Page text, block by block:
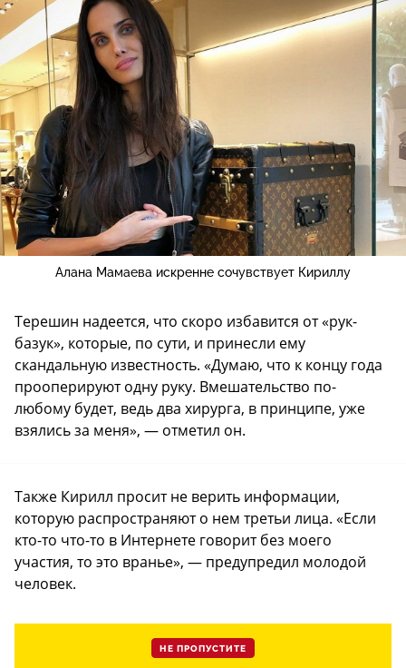
Алана Мамаева искренне сочувствует Кириллу
Терешин надеется, что скоро избавится от «рук-
базук», которые, по сути, и принесли ему
скандальную известность. «Думаю, что к концу года
прооперируют одну руку. Вмешательство по-
любому будет, ведь два хирурга, в принципе, уже
взялись за меня», — отметил он.
Также Кирилл просит не верить информации,
которую распространяют о нем третьи лица. «Если
кто-то что-то в Интернете говорит без моего
участия, то это вранье», — предупредил молодой
человек.
НЕ ПРОПУСТИТЕ